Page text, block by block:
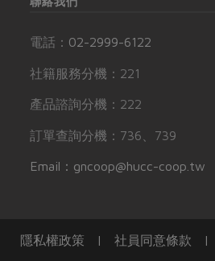
電話： 02-2999-6122
社籍服務分機：221
產品諮詢分機：222
訂單查詢分機：736、739
Email：gncoop@hucc-coop.tw
隱私權政策 | 社員同意條款 |